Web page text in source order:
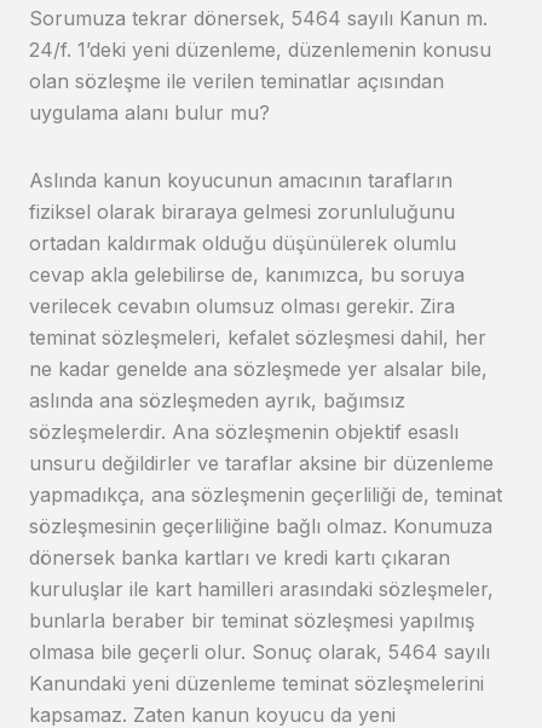
Sorumuza tekrar dönersek, 5464 sayılı Kanun m.
24/f. 1’deki yeni düzenleme, düzenlemenin konusu
olan sözleşme ile verilen teminatlar açısından
uygulama alanı bulur mu?
Aslında kanun koyucunun amacının tarafların
fiziksel olarak biraraya gelmesi zorunluluğunu
ortadan kaldırmak olduğu düşünülerek olumlu
cevap akla gelebilirse de, kanımızca, bu soruya
verilecek cevabın olumsuz olması gerekir. Zira
teminat sözleşmeleri, kefalet sözleşmesi dahil, her
ne kadar genelde ana sözleşmede yer alsalar bile,
aslında ana sözleşmeden ayrık, bağımsız
sözleşmelerdir. Ana sözleşmenin objektif esaslı
unsuru değildirler ve taraflar aksine bir düzenleme
yapmadıkça, ana sözleşmenin geçerliliği de, teminat
sözleşmesinin geçerliliğine bağlı olmaz. Konumuza
dönersek banka kartları ve kredi kartı çıkaran
kuruluşlar ile kart hamilleri arasındaki sözleşmeler,
bunlarla beraber bir teminat sözleşmesi yapılmış
olmasa bile geçerli olur. Sonuç olarak, 5464 sayılı
Kanundaki yeni düzenleme teminat sözleşmelerini
kapsamaz. Zaten kanun koyucu da yeni